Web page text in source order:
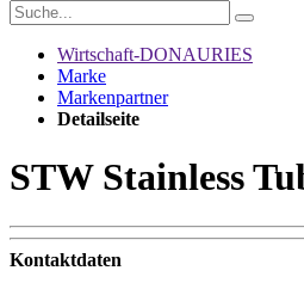
Wirtschaft-DONAURIES
Marke
Markenpartner
Detailseite
STW Stainless
Kontaktdaten